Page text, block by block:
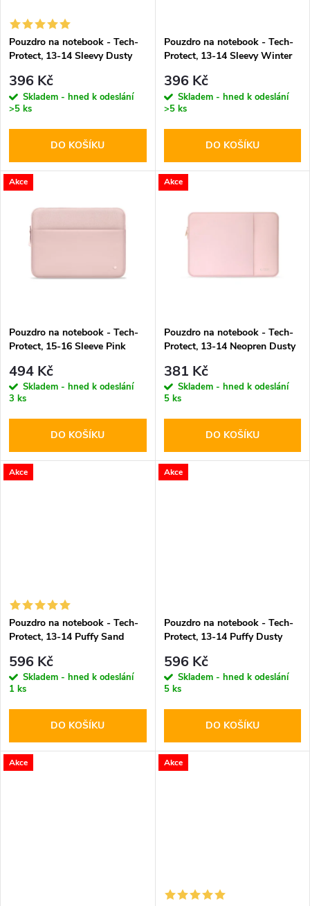
í
p
r
o
d
u
s
p
r
o
d
Pouzdro na notebook - Tech-
Protect, 13-14 Sleevy Dusty
396 Kč
Skladem - hned k odeslání
>5 ks
DO KOŠÍKU
Pouzdro na notebook - Tech-
Protect, 13-14 Sleevy Winter
396 Kč
Skladem - hned k odeslání
>5 ks
DO KOŠÍKU
Akce
Pouzdro na notebook - Tech-
Protect, 15-16 Sleeve Pink
494 Kč
Skladem - hned k odeslání
3 ks
DO KOŠÍKU
Akce
Pouzdro na notebook - Tech-
Protect, 13-14 Neopren Dusty
381 Kč
Skladem - hned k odeslání
5 ks
DO KOŠÍKU
Akce
Pouzdro na notebook - Tech-
Protect, 13-14 Puffy Sand
596 Kč
Skladem - hned k odeslání
1 ks
DO KOŠÍKU
Akce
Pouzdro na notebook - Tech-
Protect, 13-14 Puffy Dusty
596 Kč
Skladem - hned k odeslání
5 ks
DO KOŠÍKU
Akce Akce